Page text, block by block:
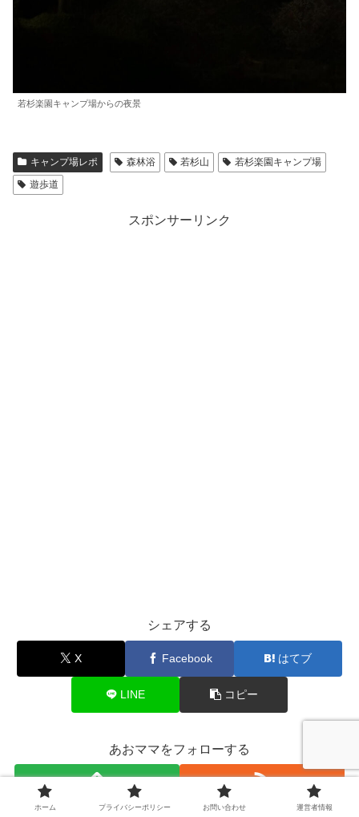
若杉楽園キャンプ場からの夜景
キャンプ場レポ 森林浴 若杉山
若杉楽園キャンプ場
遊歩道
スポンサーリンク
シェアする
X Facebook はてブ
LINE コピー
あおママをフォローする
ホーム プライバシーポリシー お問い合わせ 運営者情報